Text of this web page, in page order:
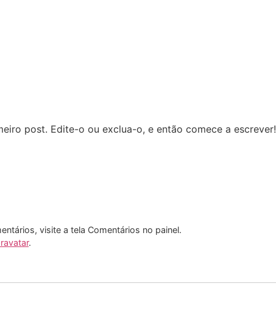
post. Edite-o ou exclua-o, e então comece a escrever!
visite a tela Comentários no painel.
.